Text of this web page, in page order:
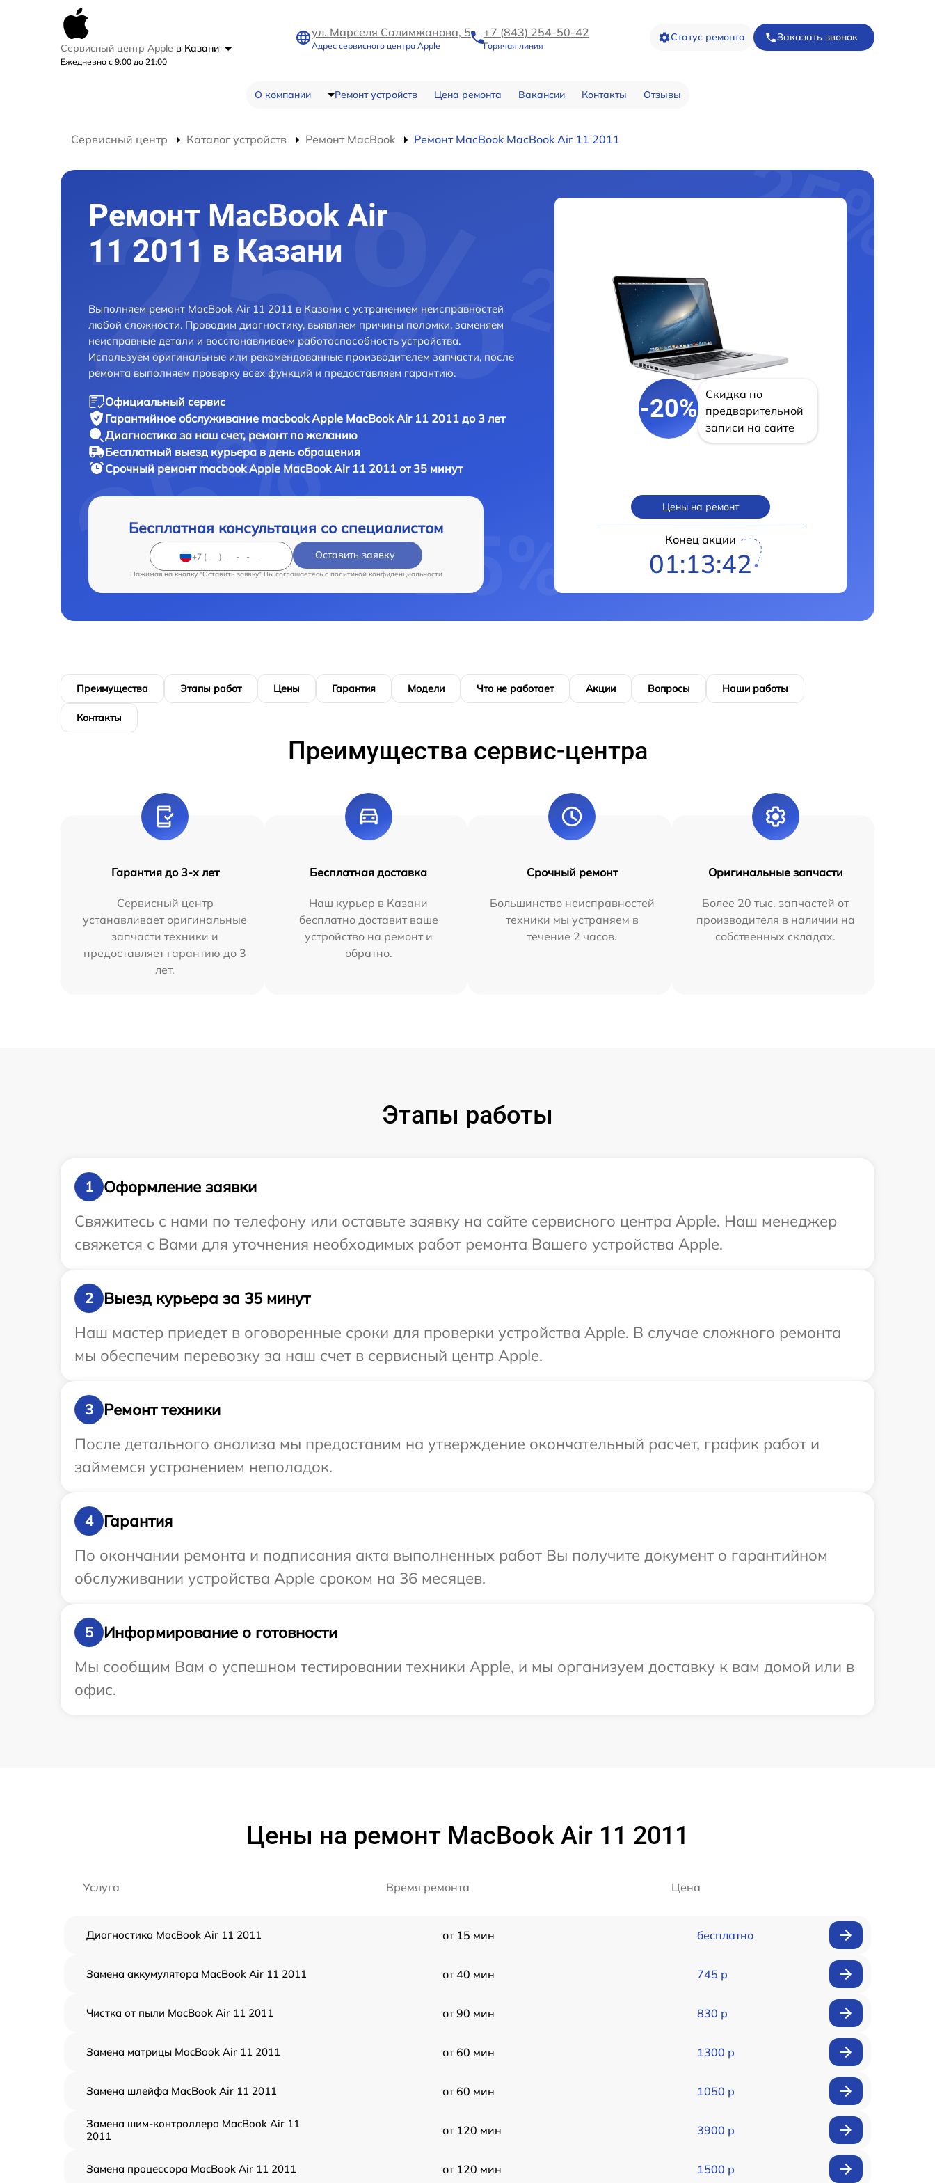
Сервисный центр Apple в Казани
Ежедневно с 9:00 до 21:00
ул. Марселя Салимжанова, 5
Адрес сервисного центра Apple
+7 (843) 254-50-42
Горячая линия
Статус ремонта Заказать звонок
О компании Ремонт устройств Цена ремонта Вакансии Контакты Отзывы
Сервисный центр Каталог устройств Ремонт MacBook Ремонт MacBook MacBook Air 11 2011
Ремонт MacBook Air
11 2011 в Казани
Выполняем ремонт MacBook Air 11 2011 в Казани с устранением неисправностей
любой сложности. Проводим диагностику, выявляем причины поломки, заменяем
неисправные детали и восстанавливаем работоспособность устройства.
Используем оригинальные или рекомендованные производителем запчасти, после
ремонта выполняем проверку всех функций и предоставляем гарантию.
Официальный сервис
Гарантийное обслуживание macbook Apple MacBook Air 11 2011 до 3 лет
Диагностика за наш счет, ремонт по желанию
Бесплатный выезд курьера в день обращения
Срочный ремонт macbook Apple MacBook Air 11 2011 от 35 минут
Бесплатная консультация со специалистом
Оставить заявку
Нажимая на кнопку "Оставить заявку" Вы соглашаетесь c политикой конфиденциальности
-20%
Скидка по
предварительной
записи на сайте
Цены на ремонт
Конец акции
01:13:41
Преимущества Этапы работ Цены Гарантия Модели Что не работает Акции Вопросы Наши работы
Контакты
Преимущества сервис-центра
Гарантия до 3-х лет
Сервисный центр
устанавливает оригинальные
запчасти техники и
предоставляет гарантию до 3
лет.
Бесплатная доставка
Наш курьер в Казани
бесплатно доставит ваше
устройство на ремонт и
обратно.
Срочный ремонт
Большинство неисправностей
техники мы устраняем в
течение 2 часов.
Оригинальные запчасти
Более 20 тыс. запчастей от
производителя в наличии на
собственных складах.
Этапы работы
1
Оформление заявки
Свяжитесь с нами по телефону или оставьте заявку на сайте сервисного центра Apple. Наш менеджер
свяжется с Вами для уточнения необходимых работ ремонта Вашего устройства Apple.
2
Выезд курьера за 35 минут
Наш мастер приедет в оговоренные сроки для проверки устройства Apple. В случае сложного ремонта
мы обеспечим перевозку за наш счет в сервисный центр Apple.
3
Ремонт техники
После детального анализа мы предоставим на утверждение окончательный расчет, график работ и
займемся устранением неполадок.
4
Гарантия
По окончании ремонта и подписания акта выполненных работ Вы получите документ о гарантийном
обслуживании устройства Apple сроком на 36 месяцев.
5
Информирование о готовности
Мы сообщим Вам о успешном тестировании техники Apple, и мы организуем доставку к вам домой или в
офис.
Цены на ремонт MacBook Air 11 2011
Услуга Время ремонта Цена
Диагностика MacBook Air 11 2011 от 15 мин бесплатно
Замена аккумулятора MacBook Air 11 2011 от 40 мин 745 р
Чистка от пыли MacBook Air 11 2011 от 90 мин 830 р
Замена матрицы MacBook Air 11 2011 от 60 мин 1300 р
Замена шлейфа MacBook Air 11 2011 от 60 мин 1050 р
Замена шим-контроллера MacBook Air 11
2011
от 120 мин 3900 р
Замена процессора MacBook Air 11 2011 от 120 мин 1500 р